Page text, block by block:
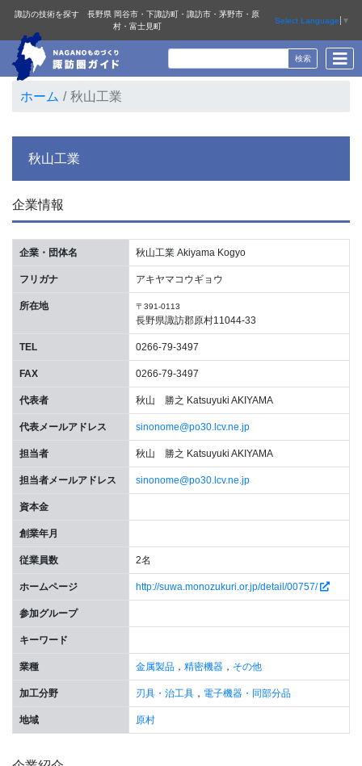
諏訪の技術を探す 長野県 岡谷市・下諏訪町・諏訪市・茅野市・原
村・富士見町
Select Language ▼
ホーム 秋山工業
秋山工業
企業情報
企業・団体名 秋山工業 Akiyama Kogyo
フリガナ アキヤマコウギョウ
所在地 〒391-0113
長野県諏訪郡原村11044-33
TEL 0266-79-3497
FAX 0266-79-3497
代表者 秋山 勝之 Katsuyuki AKIYAMA
代表メールアドレス sinonome@po30.lcv.ne.jp
担当者 秋山 勝之 Katsuyuki AKIYAMA
担当者メールアドレス sinonome@po30.lcv.ne.jp
資本金
創業年月
従業員数 2名
ホームページ http://suwa.monozukuri.or.jp/detail/00757/
参加グループ
キーワード
業種 金属製品， 精密機器， その他
加工分野 刃具・治工具， 電子機器・同部分品
地域 原村